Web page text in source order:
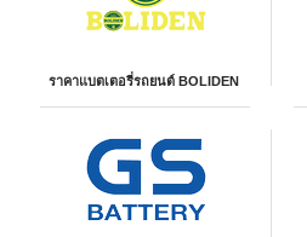
ราคาแบตเตอรี่รถยนต์ BOLIDEN